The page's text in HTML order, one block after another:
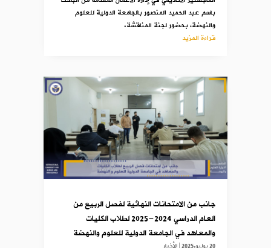
باسم عبد الحميد المنصور بالجامعة الدولية للعلوم
والنهضة، بحضور لجنة المناقشة.
قراءة المزيد
جانب من الامتحانات النهائية لفصل الربيع من
العام الدراسي 2024-2025 لطلاب الكليات
والمعاهد في الجامعة الدولية للعلوم والنهضة